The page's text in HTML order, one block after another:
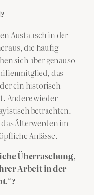
Austausch in der
die häufig
sich aber genauso
das
ein historisch
Andere wieder
betrachten.
das Älterwerden im
Anlässe.
Überraschung,
Arbeit in der